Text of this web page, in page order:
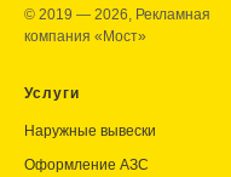
© 2019 — 2026, Рекламная
компания «Мост»
Услуги
Наружные вывески
Оформление АЗС